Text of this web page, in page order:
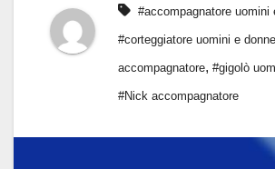
#accompagnatore uomini
#corteggiatore uomini e donne
accompagnatore, #gigolò
#Nick accompagnatore